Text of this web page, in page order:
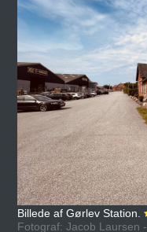
Billede af Gørlev Station.
Fotograf: Jacob Laursen